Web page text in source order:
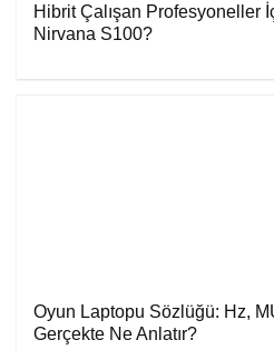
Hibrit Çalışan Profesyoneller
Nirvana S100?
Oyun Laptopu Sözlüğü: Hz,
Gerçekte Ne Anlatır?